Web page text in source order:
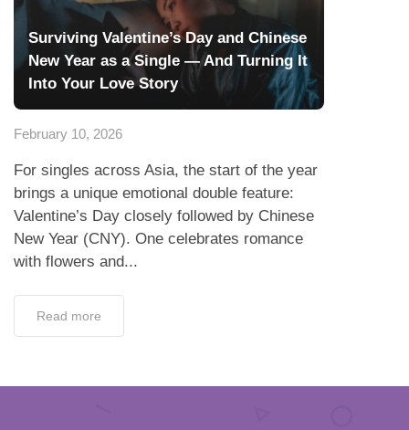
Surviving Valentine’s Day and Chinese
New Year as a Single — And Turning It
Into Your Love Story
February 10, 2026
For singles across Asia, the start of the year
brings a unique emotional double feature:
Valentine’s Day closely followed by Chinese
New Year (CNY). One celebrates romance
with flowers and...
Read more